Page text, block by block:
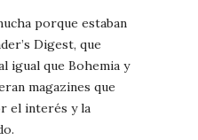
porque estaban
Digest, que
igual que Bohemia y
magazines que
el interés y la